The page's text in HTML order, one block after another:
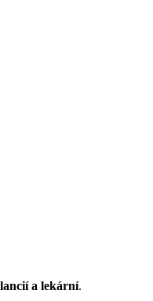
a lekární.